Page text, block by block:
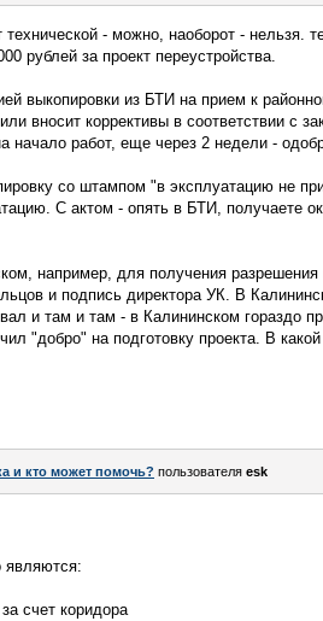
- можно, наоборот - нельзя.
рублей за проект переустройства.
выкопировки из БТИ на прием к
вносит коррективы в соответствии с
начало работ, еще через 2 недели -
со штампом "в эксплуатацию не
С актом - опять в БТИ, получаете
например, для получения
и подпись директора УК. В
и там и там - в Калининском гораздо
"добро" на подготовку проекта. В
и кто может помочь? пользователя esk
являются:
счет коридора